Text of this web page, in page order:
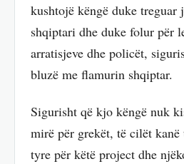
kushtojë këngë duke treguar
shqiptari dhe duke folur për
arratisjeve dhe policët,
bluzë me flamurin shqiptar.
Sigurisht që kjo këngë nuk
mirë për grekët, të cilët kanë
tyre për këtë project dhe